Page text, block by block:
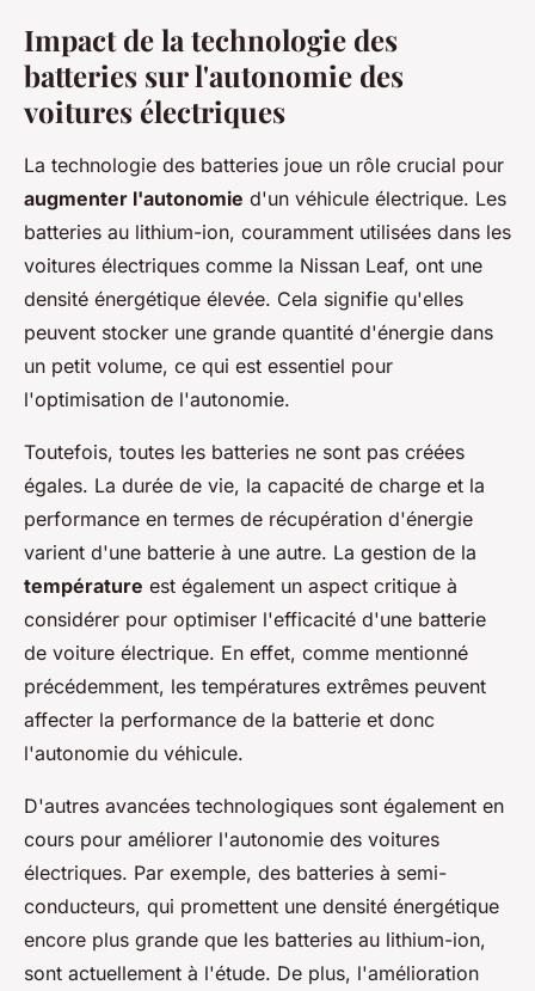
Impact de la technologie des
batteries sur l'autonomie des
voitures électriques
La technologie des batteries joue un rôle crucial pour
augmenter l'autonomie d'un véhicule électrique. Les
batteries au lithium-ion, couramment utilisées dans les
voitures électriques comme la Nissan Leaf, ont une
densité énergétique élevée. Cela signifie qu'elles
peuvent stocker une grande quantité d'énergie dans
un petit volume, ce qui est essentiel pour
l'optimisation de l'autonomie.
Toutefois, toutes les batteries ne sont pas créées
égales. La durée de vie, la capacité de charge et la
performance en termes de récupération d'énergie
varient d'une batterie à une autre. La gestion de la
température est également un aspect critique à
considérer pour optimiser l'efficacité d'une batterie
de voiture électrique. En effet, comme mentionné
précédemment, les températures extrêmes peuvent
affecter la performance de la batterie et donc
l'autonomie du véhicule.
D'autres avancées technologiques sont également en
cours pour améliorer l'autonomie des voitures
électriques. Par exemple, des batteries à semi-
conducteurs, qui promettent une densité énergétique
encore plus grande que les batteries au lithium-ion,
sont actuellement à l'étude. De plus, l'amélioration